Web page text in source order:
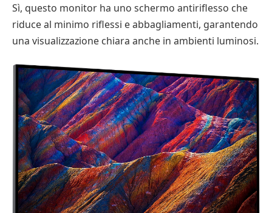
Sì, questo monitor ha uno schermo antiriflesso che
riduce al minimo riflessi e abbagliamenti, garantendo
una visualizzazione chiara anche in ambienti luminosi.